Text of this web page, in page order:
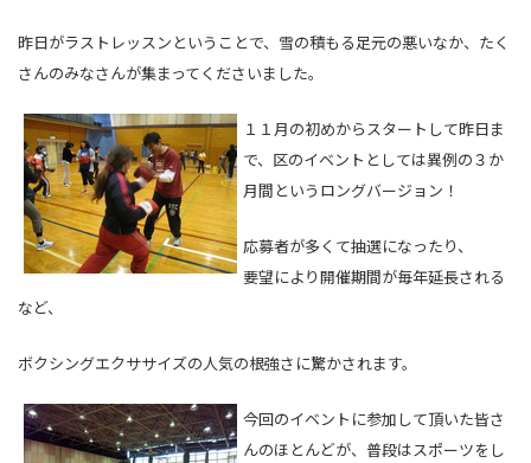
昨日がラストレッスンということで、雪の積もる足元の悪いなか、たく
さんのみなさんが集まってくださいました。
１１月の初めからスタートして昨日ま
で、区のイベントとしては異例の３か
月間というロングバージョン！
応募者が多くて抽選になったり、
要望により開催期間が毎年延長される
など、
ボクシングエクササイズの人気の根強さに驚かされます。
今回のイベントに参加して頂いた皆さ
んのほとんどが、普段はスポーツをし